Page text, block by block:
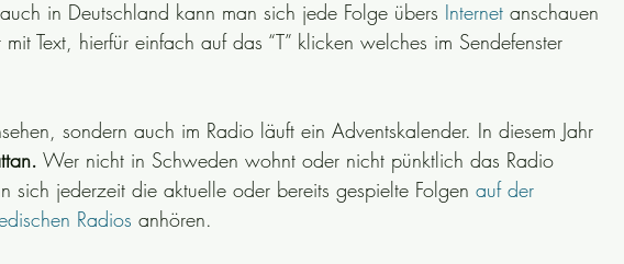
in Deutschland kann man sich jede Folge übers Internet anschauen
Text, hierfür einfach auf das “T” klicken welches im Sendefenster
sondern auch im Radio läuft ein Adventskalender. In diesem Jahr
Wer nicht in Schweden wohnt oder nicht pünktlich das Radio
sich jederzeit die aktuelle oder bereits gespielte Folgen auf der
Radios anhören.